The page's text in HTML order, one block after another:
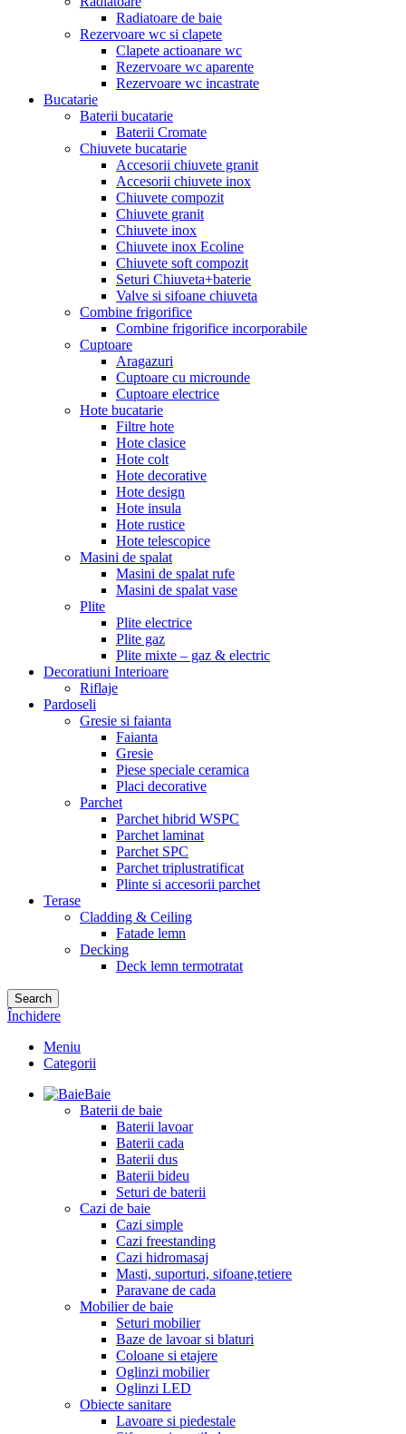
Radiatoare de baie
Rezervoare wc si clapete
Clapete actioanare wc
Rezervoare wc aparente
Rezervoare wc incastrate
Bucatarie
Baterii bucatarie
Baterii Cromate
Chiuvete bucatarie
Accesorii chiuvete granit
Accesorii chiuvete inox
Chiuvete compozit
Chiuvete granit
Chiuvete inox
Chiuvete inox Ecoline
Chiuvete soft compozit
Seturi Chiuveta+baterie
Valve si sifoane chiuveta
Combine frigorifice
Combine frigorifice incorporabile
Cuptoare
Aragazuri
Cuptoare cu microunde
Cuptoare electrice
Hote bucatarie
Filtre hote
Hote clasice
Hote colt
Hote decorative
Hote design
Hote insula
Hote rustice
Hote telescopice
Masini de spalat
Masini de spalat rufe
Masini de spalat vase
Plite
Plite electrice
Plite gaz
Plite mixte – gaz & electric
Decoratiuni Interioare
Riflaje
Pardoseli
Gresie si faianta
Faianta
Gresie
Piese speciale ceramica
Placi decorative
Parchet
Parchet hibrid WSPC
Parchet laminat
Parchet SPC
Parchet triplustratificat
Plinte si accesorii parchet
Terase
Cladding & Ceiling
Fatade lemn
Decking
Deck lemn termotratat
Search
Închidere
Meniu
Categorii
Baie
Baterii de baie
Baterii lavoar
Baterii cada
Baterii dus
Baterii bideu
Seturi de baterii
Cazi de baie
Cazi simple
Cazi freestanding
Cazi hidromasaj
Masti, suporturi, sifoane,tetiere
Paravane de cada
Mobilier de baie
Seturi mobilier
Baze de lavoar si blaturi
Coloane si etajere
Oglinzi mobilier
Oglinzi LED
Obiecte sanitare
Lavoare si piedestale